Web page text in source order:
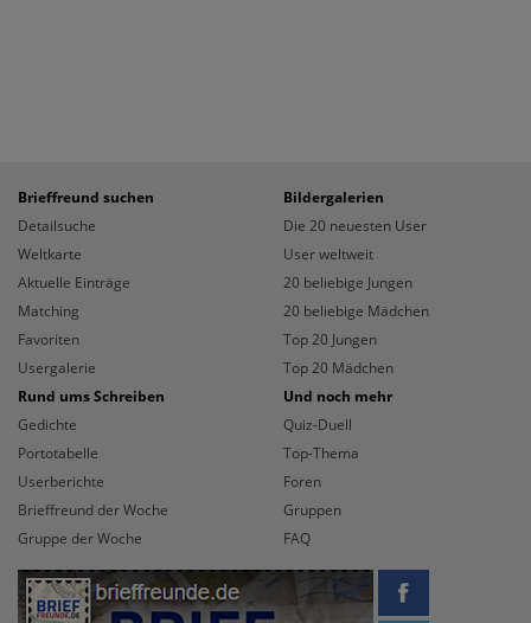
Brieffreund suchen
Detailsuche
Weltkarte
Aktuelle Einträge
Matching
Favoriten
Usergalerie
Bildergalerien
Die 20 neuesten User
User weltweit
20 beliebige Jungen
20 beliebige Mädchen
Top 20 Jungen
Top 20 Mädchen
Rund ums Schreiben
Gedichte
Portotabelle
Userberichte
Brieffreund der Woche
Gruppe der Woche
Und noch mehr
Quiz-Duell
Top-Thema
Foren
Gruppen
FAQ